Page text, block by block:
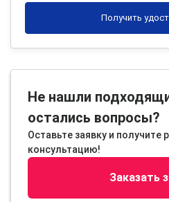
Получить
Не нашли
остались вопросы?
Оставьте заявку и получите
консультацию!
Заказать